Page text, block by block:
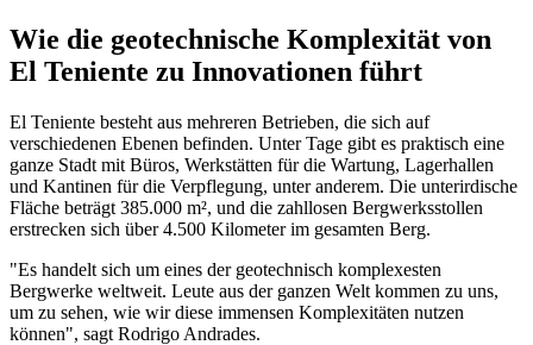
Wie die geotechnische Komplexität von
El Teniente zu Innovationen führt
El Teniente besteht aus mehreren Betrieben, die sich auf
verschiedenen Ebenen befinden. Unter Tage gibt es praktisch eine
ganze Stadt mit Büros, Werkstätten für die Wartung, Lagerhallen
und Kantinen für die Verpflegung, unter anderem. Die unterirdische
Fläche beträgt 385.000 m², und die zahllosen Bergwerksstollen
erstrecken sich über 4.500 Kilometer im gesamten Berg.
"Es handelt sich um eines der geotechnisch komplexesten
Bergwerke weltweit. Leute aus der ganzen Welt kommen zu uns,
um zu sehen, wie wir diese immensen Komplexitäten nutzen
können", sagt Rodrigo Andrades.